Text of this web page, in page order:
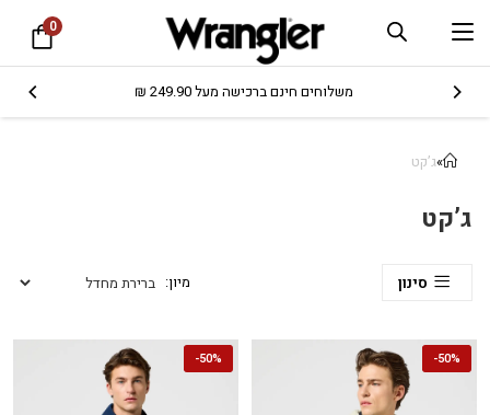
0
משלוחים חינם ברכישה מעל 249.90 ₪
»ג’קט
ג’קט
סינון
50%
-
50%
-